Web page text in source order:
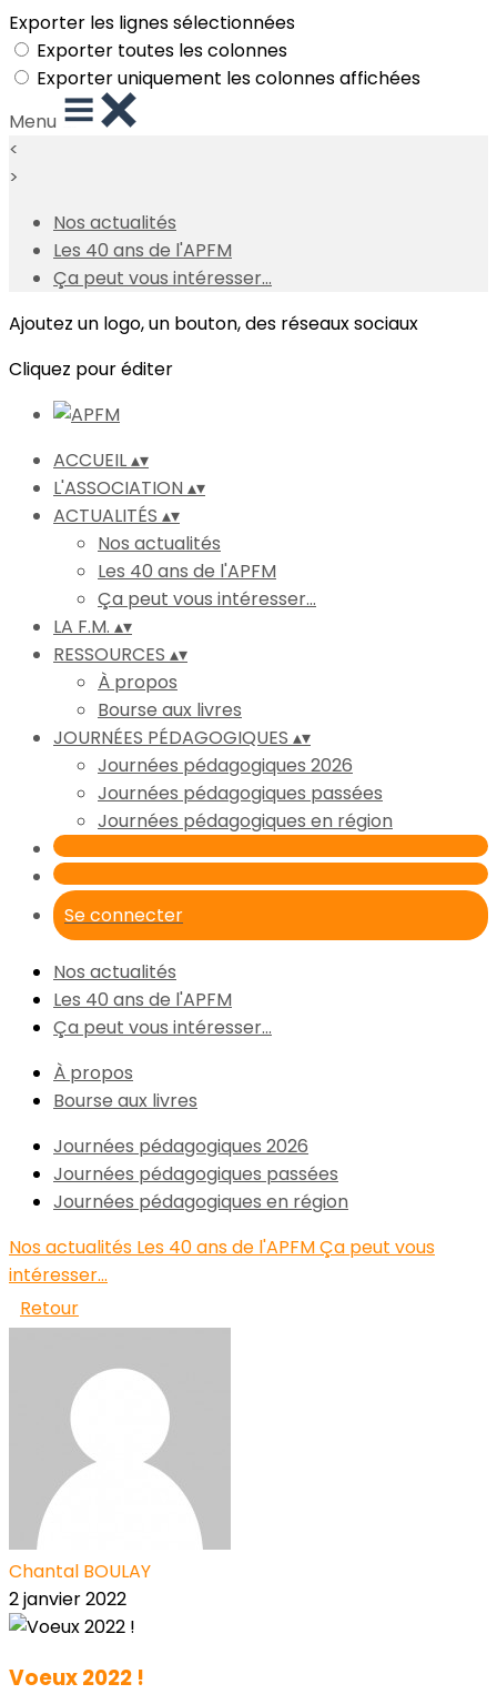
Exporter les lignes sélectionnées
Exporter toutes les colonnes
Exporter uniquement les colonnes affichées
Menu
<
>
Nos actualités
Les 40 ans de l'APFM
Ça peut vous intéresser...
Ajoutez un logo, un bouton, des réseaux sociaux
Cliquez pour éditer
ACCUEIL▴▾
L'ASSOCIATION▴▾
ACTUALITÉS ▴▾
Nos actualités
Les 40 ans de l'APFM
Ça peut vous intéresser...
LA F.M. ▴▾
RESSOURCES ▴▾
À propos
Bourse aux livres
JOURNÉES PÉDAGOGIQUES ▴▾
Journées pédagogiques 2026
Journées pédagogiques passées
Journées pédagogiques en région
Se connecter
Nos actualités
Les 40 ans de l'APFM
Ça peut vous intéresser...
À propos
Bourse aux livres
Journées pédagogiques 2026
Journées pédagogiques passées
Journées pédagogiques en région
Nos actualités Les 40 ans de l'APFMÇa peut vous
intéresser...
Retour
Chantal BOULAY
2 janvier 2022
Voeux 2022 !